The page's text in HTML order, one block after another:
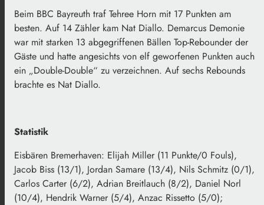
Beim BBC Bayreuth traf Tehree Horn mit 17 Punkten am
besten. Auf 14 Zähler kam Nat Diallo. Demarcus Demonie
war mit starken 13 abgegriffenen Bällen Top-Rebounder der
Gäste und hatte angesichts von elf geworfenen Punkten auch
ein „Double-Double“ zu verzeichnen. Auf sechs Rebounds
brachte es Nat Diallo.
Statistik
Eisbären Bremerhaven: Elijah Miller (11 Punkte/0 Fouls),
Jacob Biss (13/1), Jordan Samare (13/4), Nils Schmitz (0/1),
Carlos Carter (6/2), Adrian Breitlauch (8/2), Daniel Norl
(10/4), Hendrik Warner (5/4), Anzac Rissetto (5/0);